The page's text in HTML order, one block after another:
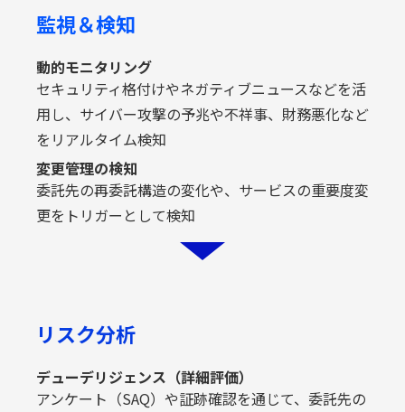
監視＆検知
動的モニタリング
セキュリティ格付けやネガティブニュースなどを活
用し、サイバー攻撃の予兆や不祥事、財務悪化など
をリアルタイム検知
変更管理の検知
委託先の再委託構造の変化や、サービスの重要度変
更をトリガーとして検知
リスク分析
デューデリジェンス（詳細評価）
アンケート（SAQ）や証跡確認を通じて、委託先の